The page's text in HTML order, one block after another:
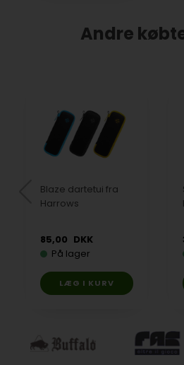
Andre
Blaze dartetui fra
Harrows
85,00 DKK
På lager